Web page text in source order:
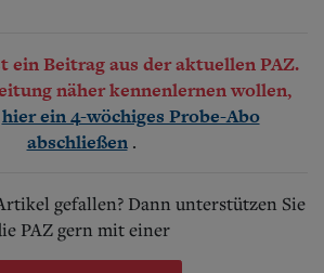
ein Beitrag aus der aktuellen PAZ.
näher kennenlernen wollen,
hier ein 4-wöchiges Probe-Abo
abschließen .
gefallen? Dann unterstützen Sie
PAZ gern mit einer